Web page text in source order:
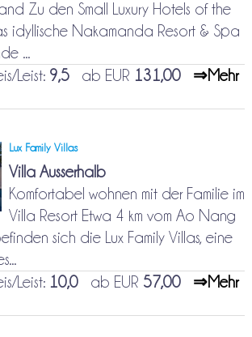
Zu den Small Luxury Hotels of the
idyllische Nakamanda Resort & Spa
...
Leist: 9,5ab EUR 131,00
⇒Mehr
Lux Family Villas
Villa Ausserhalb
Komfortabel wohnen mit der Familie im
Villa Resort Etwa 4 km vom Ao Nang
sich die Lux Family Villas, eine
Leist: 10,0ab EUR 57,00
⇒Mehr